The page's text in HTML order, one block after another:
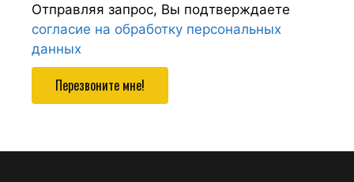
Отправляя запрос, Вы подтверждаете
согласие на обработку персональных
данных
Перезвоните мне!